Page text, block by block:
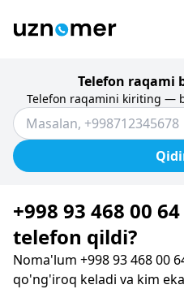
Telefon raqami
Telefon raqamini kiriting —
+998 93 468 00
telefon qildi?
Noma'lum +998 93 468 00
qo'ng'iroq keladi va kim